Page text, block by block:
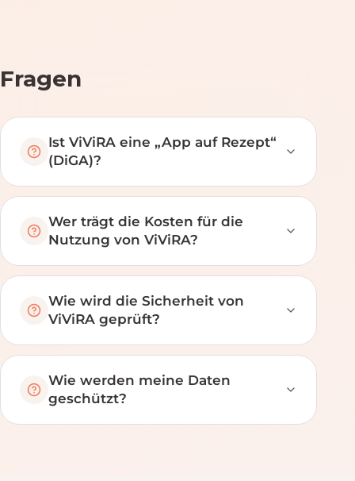
Fragen
Ist ViViRA eine „App auf Rezept“
(DiGA)?
Wer trägt die Kosten für die
Nutzung von ViViRA?
Wie wird die Sicherheit von
ViViRA geprüft?
Wie werden meine Daten
geschützt?